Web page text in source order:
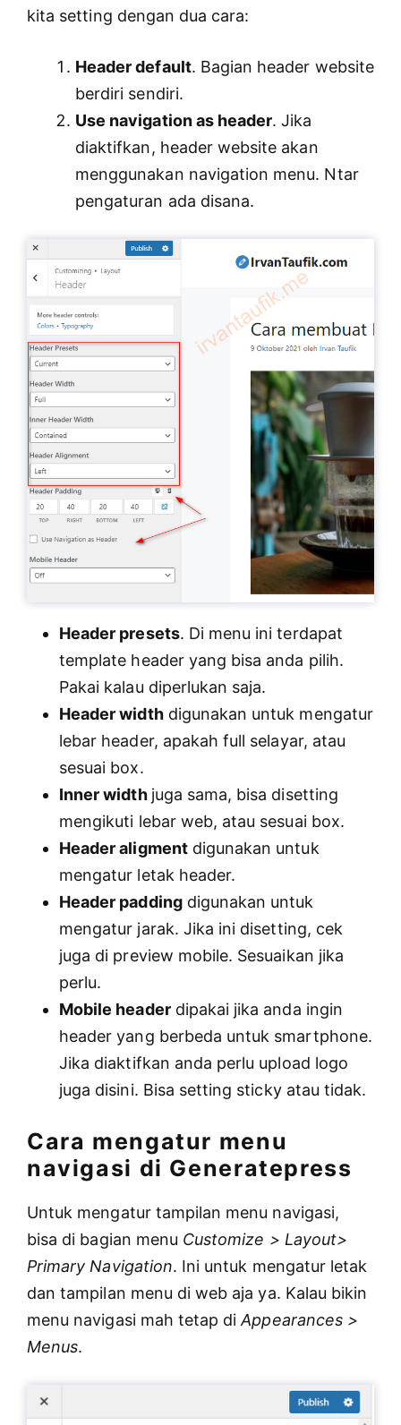
kita setting dengan dua cara:
Header default. Bagian header website
berdiri sendiri.
Use navigation as header. Jika
diaktifkan, header website akan
menggunakan navigation menu. Ntar
pengaturan ada disana.
Header presets. Di menu ini terdapat
template header yang bisa anda pilih.
Pakai kalau diperlukan saja.
Header widthdigunakan untuk mengatur
lebar header, apakah full selayar, atau
sesuai box.
Inner width juga sama, bisa disetting
mengikuti lebar web, atau sesuai box.
Header aligmentdigunakan untuk
mengatur letak header.
Header paddingdigunakan untuk
mengatur jarak. Jika ini disetting, cek
juga di preview mobile. Sesuaikan jika
perlu.
Mobile headerdipakai jika anda ingin
header yang berbeda untuk smartphone.
Jika diaktifkan anda perlu upload logo
juga disini. Bisa setting sticky atau tidak.
Cara mengatur menu
navigasi di Generatepress
Untuk mengatur tampilan menu navigasi,
bisa di bagian menu Customize > Layout>
Primary Navigation. Ini untuk mengatur letak
dan tampilan menu di web aja ya. Kalau bikin
menu navigasi mah tetap diAppearances >
Menus.